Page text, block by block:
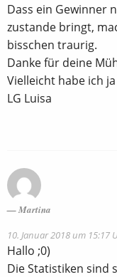
Dass ein Gewinner
zustande bringt,
bisschen traurig.
Danke für deine
Vielleicht habe ich
LG Luisa
Martina
10. Januar 2018 um 15:17
Hallo ;0)
Die Statistiken sind